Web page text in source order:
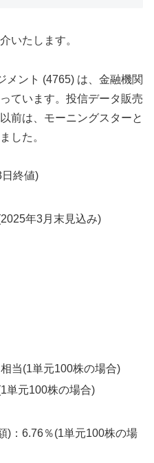
いたします。
メント (4765) は、金融機関
ています。投信データ販売
前は、モーニングスターと
した。
終値)
年3月末見込み)
当(1単元100株の場合)
単元100株の場合)
)：6.76％(1単元100株の場